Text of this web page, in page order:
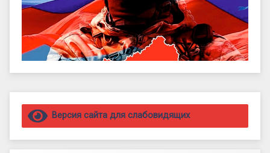
Правый сайдбар
Версия сайта для слабовидящих